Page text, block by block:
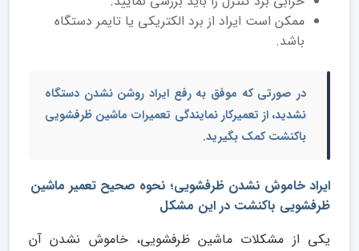
ممکن است ایراد از برد الکتریکی یا تایمر دستگاه
باشد.
در صورتی که موفق به رفع ایراد روشن نشدن دستگاه
نشدید، از تعمیرکار نمایندگی تعمیرات ماشین ظرفشویی
باکنشتکمک بگیرید.
ایراد خاموش نشدن ظرفشویی؛ نحوه صحیح تعمیر ماشین
ظرفشویی باکنشت در این مشکل
یکی از مشکلات ماشین ظرفشویی، خاموش نشدن آن